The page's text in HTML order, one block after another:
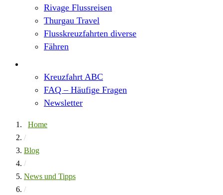
Rivage Flussreisen
Thurgau Travel
Flusskreuzfahrten diverse
Fähren
Kreuzfahrt ABC
FAQ – Häufige Fragen
Newsletter
Home
/
Blog
/
News und Tipps
/